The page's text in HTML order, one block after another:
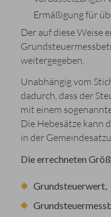
Ermäßigung für
Der auf diese Weise
weitergegeben.
Unabhängig vom
dadurch, dass der
mit einem
Die Hebesätze kann
in der
Die errechneten
Grundsteuerwert,